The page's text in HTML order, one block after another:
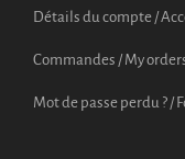
Détails du compte /
Commandes / My
Mot de passe perdu ? /